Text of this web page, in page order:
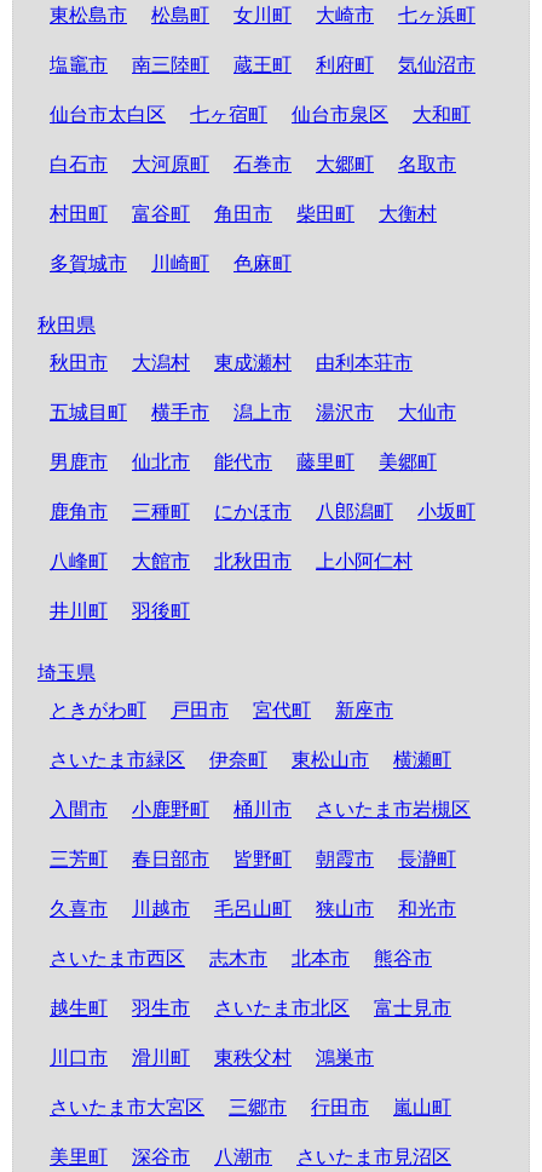
東松島市 松島町 女川町 大崎市 七ヶ浜町
塩竈市 南三陸町 蔵王町 利府町 気仙沼市
仙台市太白区 七ヶ宿町 仙台市泉区 大和町
白石市 大河原町 石巻市 大郷町 名取市
村田町 富谷町 角田市 柴田町 大衡村
多賀城市 川崎町 色麻町
秋田県
秋田市
大潟村 東成瀬村 由利本荘市
五城目町 横手市 潟上市 湯沢市 大仙市
男鹿市 仙北市 能代市 藤里町 美郷町
鹿角市 三種町 にかほ市 八郎潟町 小坂町
八峰町 大館市 北秋田市 上小阿仁村
井川町 羽後町
埼玉県
ときがわ町
戸田市 宮代町 新座市
さいたま市緑区 伊奈町 東松山市 横瀬町
入間市 小鹿野町 桶川市 さいたま市岩槻区
三芳町 春日部市 皆野町 朝霞市 長瀞町
久喜市 川越市 毛呂山町 狭山市 和光市
さいたま市西区 志木市 北本市 熊谷市
越生町 羽生市 さいたま市北区 富士見市
川口市 滑川町 東秩父村 鴻巣市
さいたま市大宮区 三郷市 行田市 嵐山町
美里町 深谷市 八潮市 さいたま市見沼区